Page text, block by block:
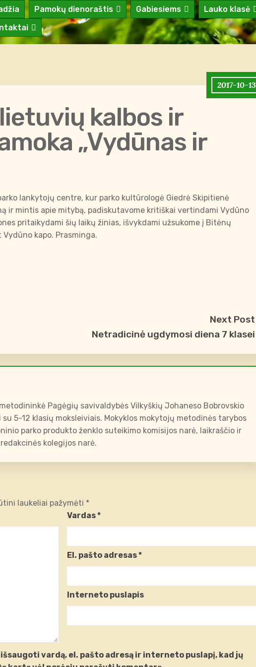
Pamokų dienoraštis Gabiesiems Lauko klasė
2017-10-13
kalbos ir
„Vydūnas ir
lankytojų centre, kur parko kultūrologė Giedrė Skipitienė
ir mintis apie mitybą, padiskutavome kritiškai vertindami Vydūno
pritaikydami šių laikų žinias, išvykdami užsukome į Bitėnų
kapo. Prasminga.
Next Post
Netradicinė ugdymosi diena 7 klasei
Pagėgių savivaldybės Vilkyškių Johaneso Bobrovskio
5-12 klasių moksleiviais. Mokyklos mokytojų metodinės tarybos
parko produkto ženklo suteikimo komisijos narė, laikraščio ir
kolegijos narė.
laukeliai pažymėti *
Vardas*
El. pašto adresas*
Interneto puslapis
vardą, el. pašto adresą ir interneto puslapį, kad jų